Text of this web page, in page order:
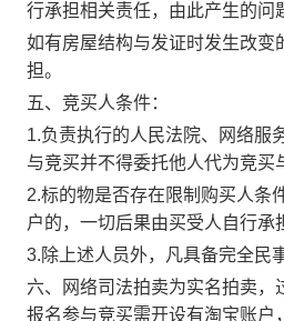
行承担相关责任，由此产生的问
如有房屋结构与发证时发生改变
担。
五、竞买人条件：
1.负责执行的人民法院、网络服
与竞买并不得委托他人代为竞
2.标的物是否存在限制购买人条
户的，一切后果由买受人自行承
3.除上述人员外，凡具备完全民
六、网络司法拍卖为实名拍卖
报名参与竞买需开设有淘宝账户